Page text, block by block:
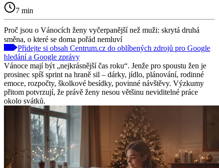
7 min
Proč jsou o Vánocích ženy vyčerpanější než muži: skrytá druhá
směna, o které se doma pořád nemluví
Přidejte si obsah Centrum.cz do oblíbených zdrojů pro Google
hledání a Google zprávy
Vánoce mají být „nejkrásnější čas roku“. Jenže pro spoustu žen je
prosinec spíš sprint na hraně sil – dárky, jídlo, plánování, rodinné
emoce, rozpočty, školkové besídky, povinné návštěvy. Výzkumy
přitom potvrzují, že právě ženy nesou většinu neviditelné práce
okolo svátků.